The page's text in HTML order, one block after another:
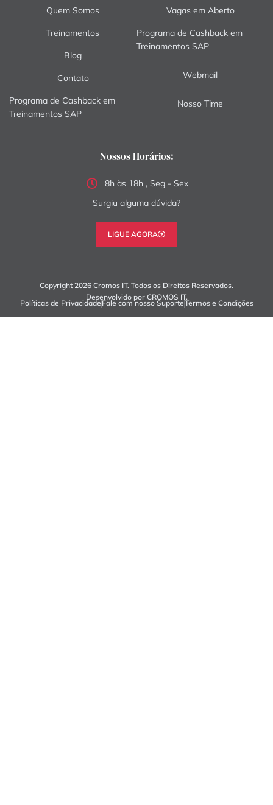
Quem Somos
Treinamentos
Blog
Contato
Programa de Cashback em
Treinamentos SAP
Vagas em Aberto
Programa de Cashback em
Treinamentos SAP
Webmail
Nosso Time
Nossos Horários:
8h às 18h , Seg - Sex
Surgiu alguma dúvida?
LIGUE AGORA
Copyright 2026 Cromos IT. Todos os Direitos Reservados.
Desenvolvido por CROMOS IT.
Políticas de Privacidade Fale com nosso SuporteTermos e Condições